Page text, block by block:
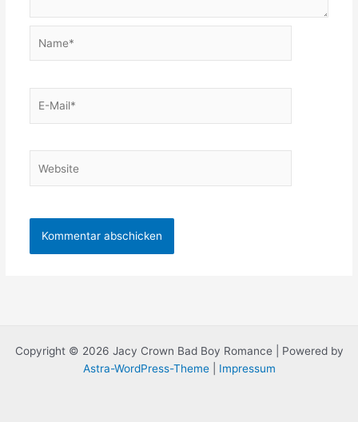
Mail*
Copyright © 2026 Jacy Crown Bad Boy Romance | Powered by
Astra-WordPress-Theme| Impressum